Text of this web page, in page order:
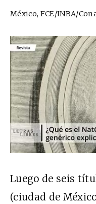
México, FCE/INBA/
Luego de seis
(ciudad de